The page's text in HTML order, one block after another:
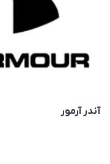
آندر آرمور